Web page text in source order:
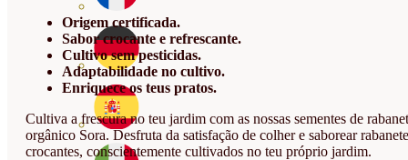
Origem certificada.
Sabor crocante e refrescante.
Cultivo sem pesticidas.
Adaptabilidade no cultivo.
Enriquece os teus pratos.
Cultiva a frescura no teu jardim com as nossas sementes de
orgânico Sora. Desfruta da satisfação de colher e saborear
crocantes, conscientemente cultivados no teu próprio jardim.